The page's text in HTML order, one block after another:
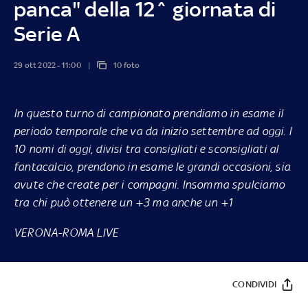
panca" della 12^ giornata di
Serie A
29 ott 2022 - 11:00 10 foto
In questo turno di campionato prendiamo in esame il
periodo temporale che va da inizio settembre ad oggi. I
10 nomi di oggi, divisi tra consigliati e sconsigliati al
fantacalcio, prendono in esame le grandi occasioni, sia
avute che create per i compagni. Insomma spulciamo
tra chi può ottenere un +3 ma anche un +1
VERONA-ROMA LIVE
CONDIVIDI